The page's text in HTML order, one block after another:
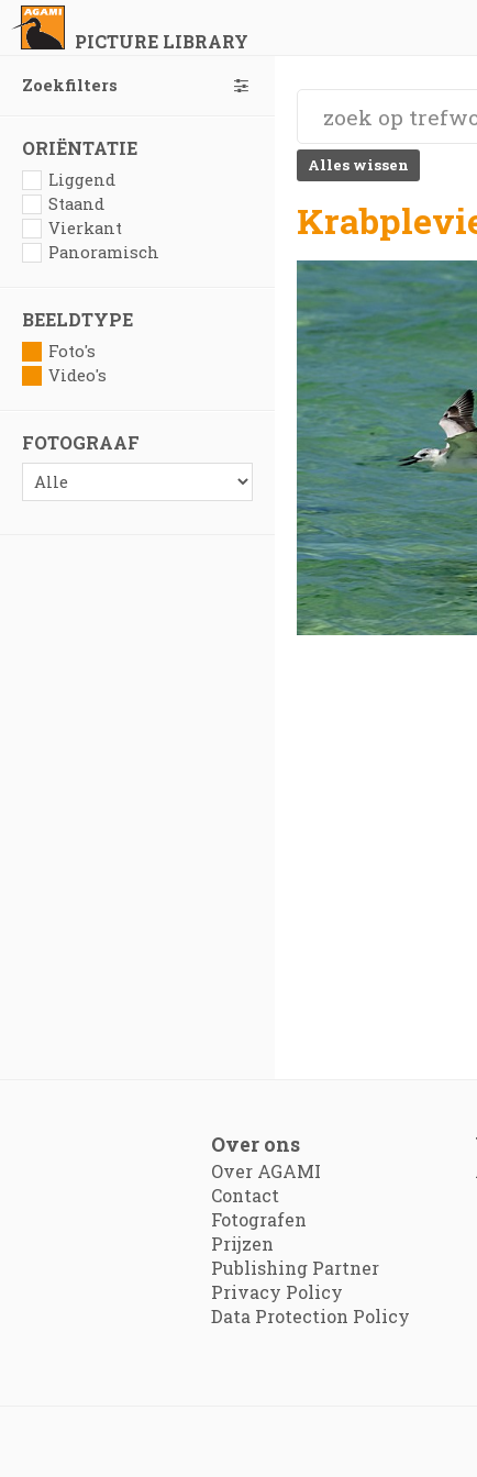
PICTURE LIBRARY
Zoekfilters
ORIËNTATIE
Liggend
Staand
Vierkant
Panoramisch
BEELDTYPE
Foto's
Video's
FOTOGRAAF
Alles wissen
Over ons
Over AGAMI
Contact
Fotografen
Prijzen
Publishing Partner
Privacy Policy
Data Protection Policy